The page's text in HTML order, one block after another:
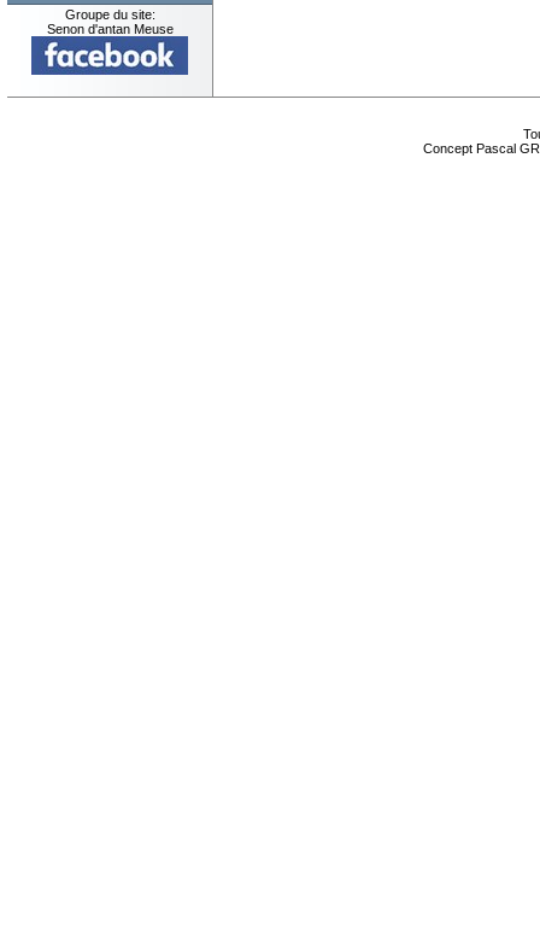
Groupe du site:
Senon d'antan Meuse
Concept Pascal